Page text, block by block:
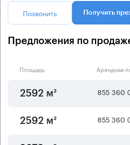
Позвонить Получить
Предложения по
Площадь Арендная
2592 м² 855 360
2592 м² 855 360